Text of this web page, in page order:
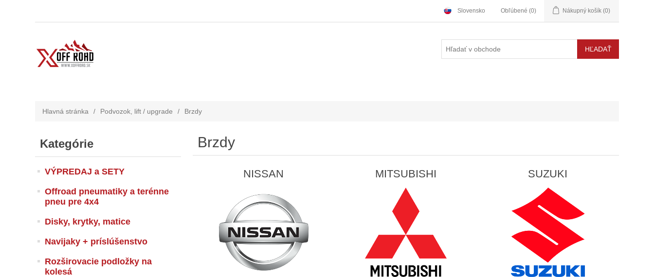
Slovensko Obľúbené (0) Nákupný košík (0)
Hlavná stránka / Podvozok, lift / upgrade / Brzdy
Kategórie
VÝPREDAJ a SETY
Offroad pneumatiky a terénne
pneu pre 4x4
Disky, krytky, matice
Navijaky + príslúšenstvo
Rozširovacie podložky na
kolesá
Brzdy
NISSAN MITSUBISHI SUZUKI